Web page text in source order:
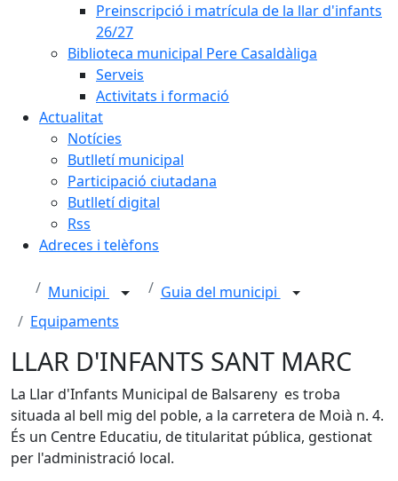
Preinscripció i matrícula de la llar d'infants
26/27
Biblioteca municipal Pere Casaldàliga
Serveis
Activitats i formació
Actualitat
Notícies
Butlletí municipal
Participació ciutadana
Butlletí digital
Rss
Adreces i telèfons
Municipi
Guia del municipi
Equipaments
LLAR D'INFANTS SANT MARC
La Llar d'Infants Municipal de Balsareny es troba
situada al bell mig del poble, a la carretera de Moià n. 4.
És un Centre Educatiu, de titularitat pública, gestionat
per l'administració local.